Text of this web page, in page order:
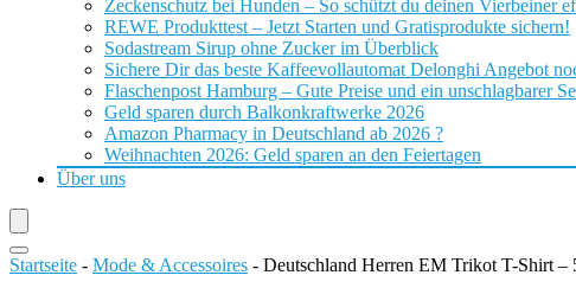
Zeckenschutz bei Hunden – So schützt du deinen Vierbeiner
REWE Produkttest – Jetzt Starten und Gratisprodukte sichern!
Sodastream Sirup ohne Zucker im Überblick
Sichere Dir das beste Kaffeevollautomat Delonghi Angebot
Flaschenpost Hamburg – Gute Preise und ein unschlagbarer
Geld sparen durch Balkonkraftwerke 2026
Amazon Pharmacy in Deutschland ab 2026 ?
Weihnachten 2026: Geld sparen an den Feiertagen
Über uns
Startseite - Mode & Accessoires - Deutschland Herren EM Trikot T-Shirt –